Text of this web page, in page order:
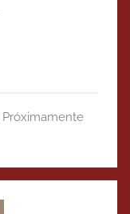
Próximamente